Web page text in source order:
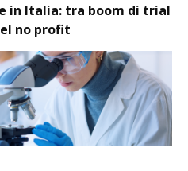
in Italia: tra boom di trial
no profit